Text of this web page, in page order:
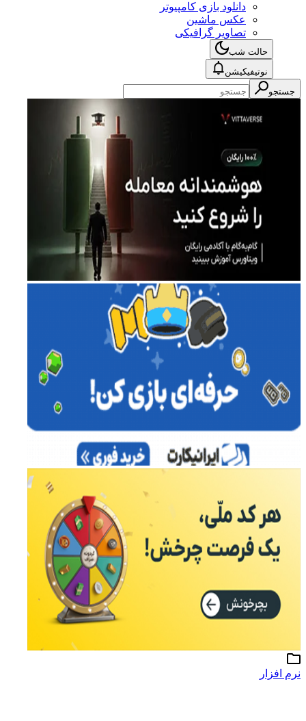
دانلود بازی کامپیوتر
عکس ماشین
تصاویر گرافیکی
حالت شب
نوتیفیکیشن
جستجو
نرم افزار